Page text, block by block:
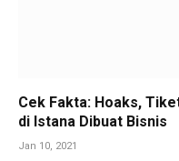
Cek Fakta: Hoaks,
di Istana Dibuat Bisnis
Jan 10, 2021